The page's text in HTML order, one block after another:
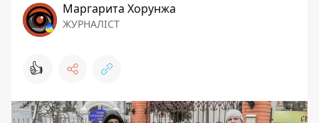
Маргарита Хорунжа
ЖУРНАЛІСТ
👍